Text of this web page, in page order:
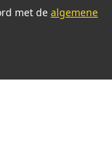
met de algemene